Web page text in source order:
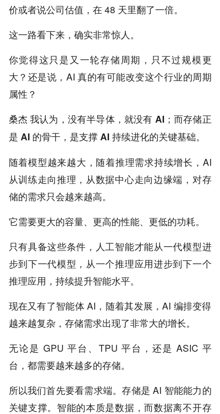
价或者说公司估值，在 48 天里翻了一倍。
这一路看下来，确实非常惊人。
你觉得这只是又一轮存储周期，只不过规模更
大？还是说，AI 真的有可能改变这个行业的周期
属性？
桑杰我认为， 没有半导体，就没有 AI；而存储正
是 AI 的骨干，是支撑 AI 持续进化的关键基础。
随着模型越来越大，随着推理需求持续增长，AI
从训练走向推理，从数据中心走向边缘端，对存
储的需求只会越来越高。
它需要更大的容量、更高的性能、更低的功耗。
只有具备这些条件，人工智能才能从一代模型进
步到下一代模型，从一个推理应用进步到下一个
推理应用，持续提升智能水平。
现在又有了智能体 AI，随着其发展，AI 编排变得
越来越复杂，存储需求出现了非常大的增长。
无论是 GPU 平台、TPU 平台，还是 ASIC 平
台，都需要越来越多的存储。
所以我们首先要看需求端。存储是 AI 智能能力的
关键支撑。智能的本质是数据，而数据离不开存